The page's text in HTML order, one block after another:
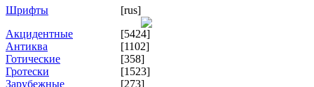
Шрифты
[rus]
Акцидентные
[5424]
Антиква
[1102]
Готические
[358]
Гротески
[1523]
Зарубежные
[273]